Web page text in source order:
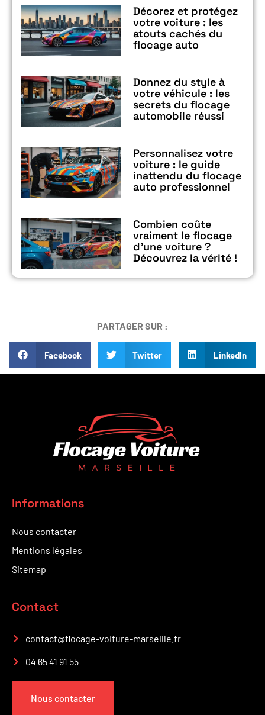
Décorez et protégez
votre voiture : les
atouts cachés du
flocage auto
Donnez du style à
votre véhicule : les
secrets du flocage
automobile réussi
Personnalisez votre
voiture : le guide
inattendu du flocage
auto professionnel
Combien coûte
vraiment le flocage
d’une voiture ?
Découvrez la vérité !
PARTAGER SUR :
Facebook Twitter LinkedIn
Informations
Nous contacter
Mentions légales
Sitemap
Contact
contact@flocage-voiture-marseille.fr
04 65 41 91 55
Nous contacter